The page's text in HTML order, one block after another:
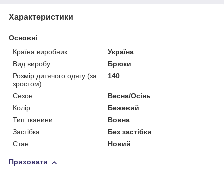
Характеристики
Основні
Країна виробник
Україна
Вид виробу
Брюки
Розмір дитячого одягу (за
зростом)
140
Сезон
Весна/Осінь
Колір
Бежевий
Тип тканини
Вовна
Застібка
Без застібки
Стан
Новий
Приховати